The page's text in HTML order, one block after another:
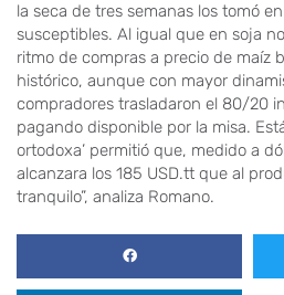
la seca de tres semanas los tomó
susceptibles. Al igual que en soja
ritmo de compras a precio de maíz
histórico, aunque con mayor
compradores trasladaron el 80/20
pagando disponible por la misa.
ortodoxa’ permitió que, medido a
alcanzara los 185 USD.tt que al
tranquilo”, analiza Romano.